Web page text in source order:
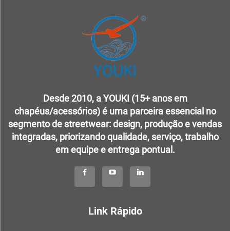
Desde 2010, a YOUKI (15+ anos em
chapéus/acessórios) é uma parceira essencial no
segmento de streetwear: design, produção e vendas
integradas, priorizando qualidade, serviço, trabalho
em equipe e entrega pontual.
Link Rápido